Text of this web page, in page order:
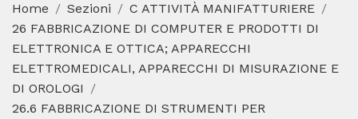
SEZIONI
CODICE ATECO A COSA SERVE
REGIME FORFETTARIO
CODICE FISCALE
Home
Sezioni
C ATTIVITÀ MANIFATTURIERE
26 FABBRICAZIONE DI COMPUTER E PRODOTTI DI
ELETTRONICA E OTTICA; APPARECCHI
ELETTROMEDICALI, APPARECCHI DI MISURAZIONE E
DI OROLOGI
26.6 FABBRICAZIONE DI STRUMENTI PER